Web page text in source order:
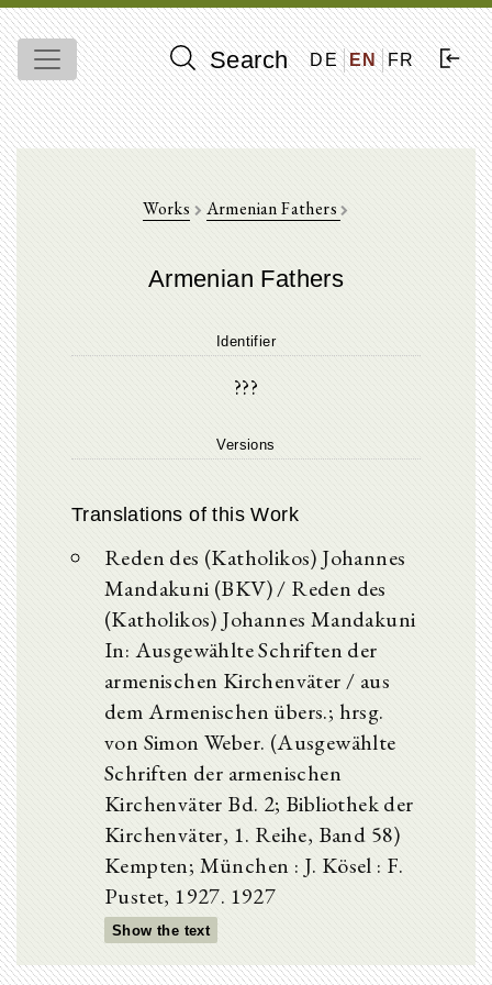
Search DE EN FR
Works Armenian Fathers
Armenian Fathers
Identifier
???
Versions
Translations of this Work
Reden des (Katholikos) Johannes
Mandakuni (BKV) / Reden des
(Katholikos) Johannes Mandakuni
In: Ausgewählte Schriften der
armenischen Kirchenväter / aus
dem Armenischen übers.; hrsg.
von Simon Weber. (Ausgewählte
Schriften der armenischen
Kirchenväter Bd. 2; Bibliothek der
Kirchenväter, 1. Reihe, Band 58)
Kempten; München : J. Kösel : F.
Pustet, 1927. 1927
Show the text